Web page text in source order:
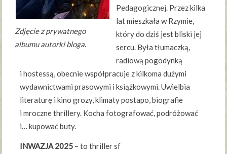
Zdjęcie z prywatnego
albumu autorki bloga.
Pedagogicznej. Przez kilka
lat mieszkała w Rzymie,
który do dziś jest bliski jej
sercu. Była tłumaczką,
radiową pogodynką
i hostessą, obecnie współpracuje z kilkoma dużymi
wydawnictwami prasowymi i książkowymi. Uwielbia
literaturę i kino grozy, klimaty postapo, biografie
i mroczne thrillery. Kocha fotografować, podróżować
i… kupować buty.
INWAZJA 2025 – to thriller sf